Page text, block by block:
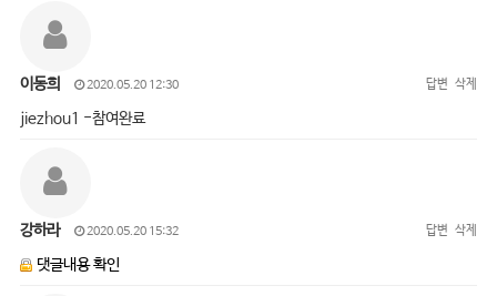
이동희 2020.05.20 12:30 답변 삭제
jiezhou1 -참여완료
강하라 2020.05.20 15:32 답변 삭제
댓글내용 확인